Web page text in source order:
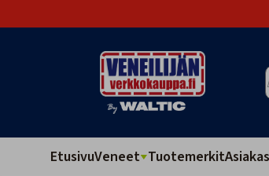
EtusivuVeneet Tuotemerkit